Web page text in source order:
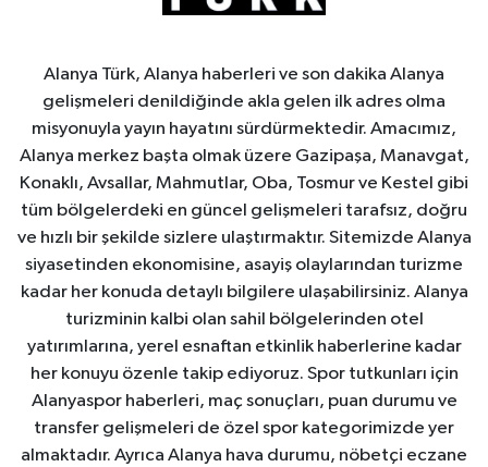
Alanya Türk, Alanya haberleri ve son dakika Alanya
gelişmeleri denildiğinde akla gelen ilk adres olma
misyonuyla yayın hayatını sürdürmektedir. Amacımız,
Alanya merkez başta olmak üzere Gazipaşa, Manavgat,
Konaklı, Avsallar, Mahmutlar, Oba, Tosmur ve Kestel gibi
tüm bölgelerdeki en güncel gelişmeleri tarafsız, doğru
ve hızlı bir şekilde sizlere ulaştırmaktır. Sitemizde Alanya
siyasetinden ekonomisine, asayiş olaylarından turizme
kadar her konuda detaylı bilgilere ulaşabilirsiniz. Alanya
turizminin kalbi olan sahil bölgelerinden otel
yatırımlarına, yerel esnaftan etkinlik haberlerine kadar
her konuyu özenle takip ediyoruz. Spor tutkunları için
Alanyaspor haberleri, maç sonuçları, puan durumu ve
transfer gelişmeleri de özel spor kategorimizde yer
almaktadır. Ayrıca Alanya hava durumu, nöbetçi eczane